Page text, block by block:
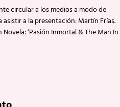
circular a los medios a modo de
a la presentación: Martín Frías.
‘Pasión Inmortal & The Man In